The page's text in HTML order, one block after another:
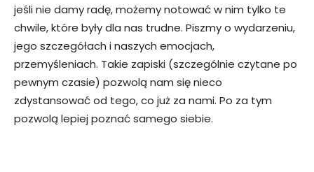
jeśli nie damy radę, możemy notować w nim tylko te
chwile, które były dla nas trudne. Piszmy o wydarzeniu,
jego szczegółach i naszych emocjach,
przemyśleniach. Takie zapiski (szczególnie czytane po
pewnym czasie) pozwolą nam się nieco
zdystansować od tego, co już za nami. Po za tym
pozwolą lepiej poznać samego siebie.